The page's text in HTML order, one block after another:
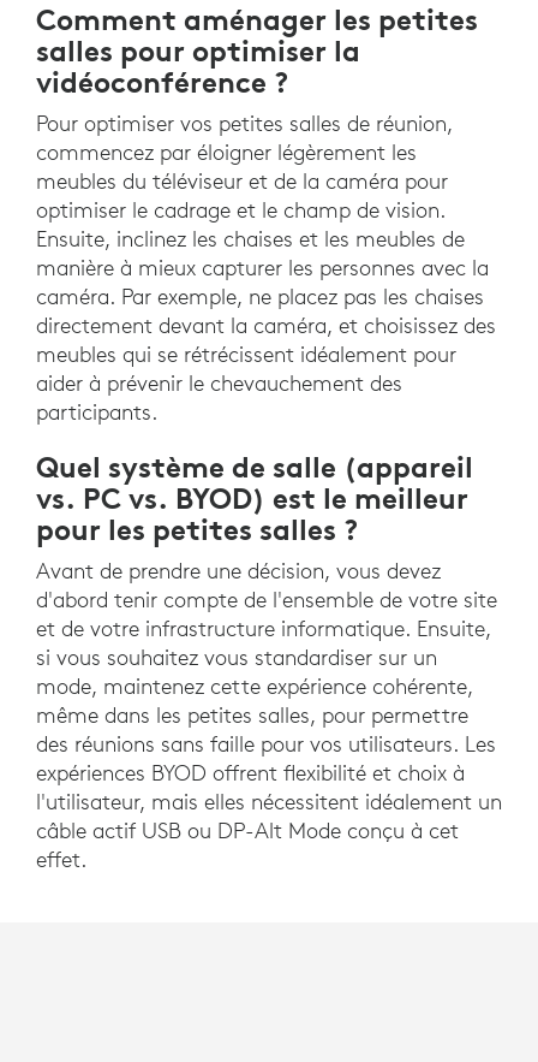
Comment aménager les petites
salles pour optimiser la
vidéoconférence ?
Pour optimiser vos petites salles de réunion,
commencez par éloigner légèrement les
meubles du téléviseur et de la caméra pour
optimiser le cadrage et le champ de vision.
Ensuite, inclinez les chaises et les meubles de
manière à mieux capturer les personnes avec la
caméra. Par exemple, ne placez pas les chaises
directement devant la caméra, et choisissez des
meubles qui se rétrécissent idéalement pour
aider à prévenir le chevauchement des
participants.
Quel système de salle (appareil
vs. PC vs. BYOD) est le meilleur
pour les petites salles ?
Avant de prendre une décision, vous devez
d'abord tenir compte de l'ensemble de votre site
et de votre infrastructure informatique. Ensuite,
si vous souhaitez vous standardiser sur un
mode, maintenez cette expérience cohérente,
même dans les petites salles, pour permettre
des réunions sans faille pour vos utilisateurs. Les
expériences BYOD offrent flexibilité et choix à
l'utilisateur, mais elles nécessitent idéalement un
câble actif USB ou DP-Alt Mode conçu à cet
effet.